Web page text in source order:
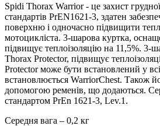
Spidi Thorax Warrior - це захист
стандартів PrEN1621-3, здатен
поверхню і одночасно підвищити
мотоцикліста. 3-шарова куртка,
підвищує теплоізоляцію на 11,5%. 3-
Thorax Protector, підвищує
Protector може бути встановлений у
встановлюється WarriorChest. Також
допомогою ременів, що додаються.
стандартом PrEn 1621-3, Lev.1.
Середня вага – 0,2 кг